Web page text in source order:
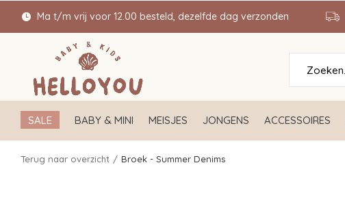
SALE BABY & MINI MEISJES JONGENS ACCESSOIRES
Ma t/m vrij voor 12.00 besteld, dezelfde dag verzonden
Terug naar overzicht Broek - Summer Denims